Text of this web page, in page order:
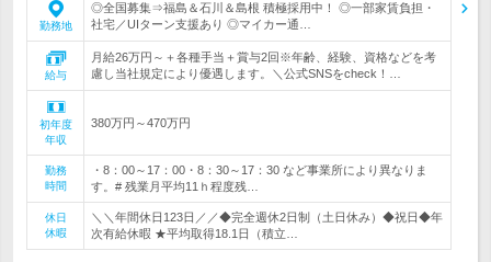
勤務地
◎全国募集⇒福島＆石川＆島根 積極採用中！ ◎一部家賃負担・
社宅／UIターン支援あり ◎マイカー通…
給与
月給26万円～＋各種手当＋賞与2回※年齢、経験、資格などを考
慮し当社規定により優遇します。＼公式SNSをcheck！…
初年度
年収
380万円～470万円
勤務
時間
・8：00～17：00・8：30～17：30 など事業所により異なりま
す。# 残業月平均11ｈ程度残…
休日
休暇
＼＼年間休日123日／／◆完全週休2日制（土日休み）◆祝日◆年
次有給休暇 ★平均取得18.1日（積立…